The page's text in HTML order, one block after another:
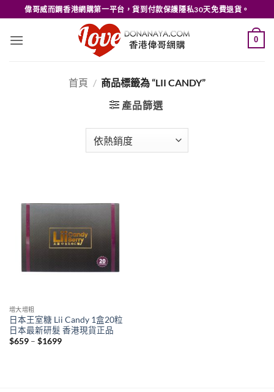
to
content
偉哥威而鋼香港網購第一平台，貨到付款保護隱私30天免費退貨。
0
首頁 / 商品標籤為 “LII CANDY”
產品篩選
增大增粗
日本王室糖 Lii Candy 1盒20粒
日本最新研髮 香港現貨正品
$659 – $1699Price